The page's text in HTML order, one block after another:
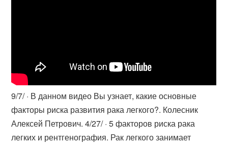
9/7/ · В данном видео Вы узнает, какие основные
факторы риска развития рака легкого?. Колесник
Алексей Петрович. 4/27/ · 5 факторов риска рака
легких и рентгенография. Рак легкого занимает